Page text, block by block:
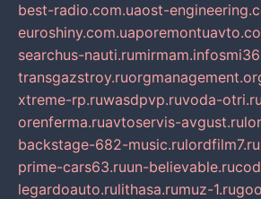
best-radio.com.uaost-
euroshiny.com.ua
searchus-nauti.rumirmam.info
transgazstroy.ru
xtreme-rp.ruwasdpvp.ruvoda-otri.ru
orenferma.ruavtoservis-avgust.ru
backstage-682-music.rulordfilm7.ru
prime-cars63.ruun-believable.ru
legardoauto.rulithasa.rumuz-1.ru